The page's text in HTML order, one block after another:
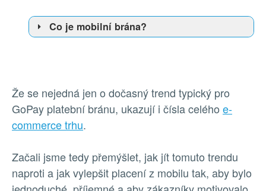
Co je mobilní brána?
Že se nejedná jen o dočasný trend typický pro
GoPay platební bránu, ukazují i čísla celého e-
commerce trhu.
Začali jsme tedy přemýšlet, jak jít tomuto trendu
naproti a jak vylepšit placení z mobilu tak, aby bylo